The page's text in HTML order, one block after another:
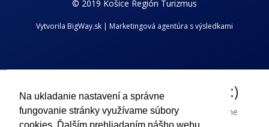
Na ukladanie nastavení a správne
fungovanie stránky využívame súbory
© 2019 Košice Región Turizmus
Vytvorila BigWay.sk | Marketingová agentúra s výsledkami
Chcem dostávať novinky z kraja :)
Príhlaste sa k odberu nášho newslettra a dostávajte aktuálne